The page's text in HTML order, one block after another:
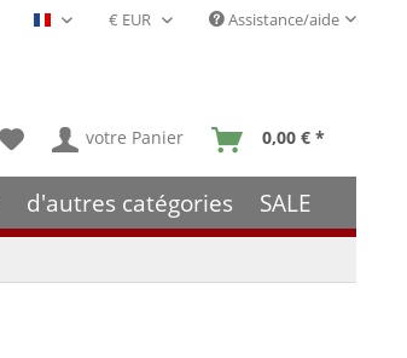
Français- FR Assistance/aide
votre Panier 0,00 € *
d'autres catégories SALE